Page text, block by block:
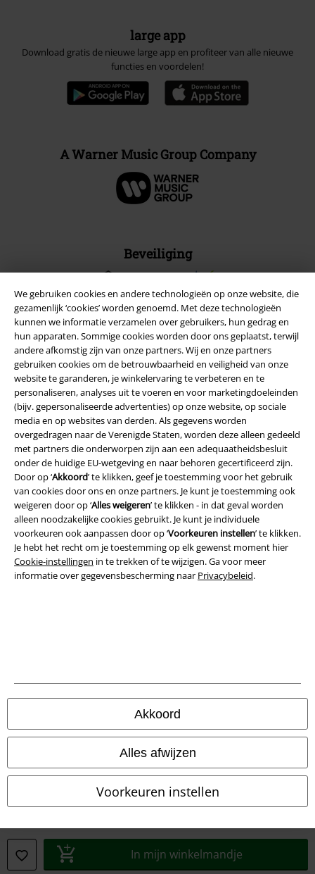
We gebruiken cookies en andere technologieën op onze website, die
gezamenlijk ‘cookies’ worden genoemd. Met deze technologieën
kunnen we informatie verzamelen over gebruikers, hun gedrag en
hun apparaten. Sommige cookies worden door ons geplaatst, terwijl
andere afkomstig zijn van onze partners. Wij en onze partners
gebruiken cookies om de betrouwbaarheid en veiligheid van onze
website te garanderen, je winkelervaring te verbeteren en te
personaliseren, analyses uit te voeren en voor marketingdoeleinden
(bijv. gepersonaliseerde advertenties) op onze website, op sociale
media en op websites van derden. Als gegevens worden
overgedragen naar de Verenigde Staten, worden deze alleen gedeeld
met partners die onderworpen zijn aan een adequaatheidsbesluit
onder de huidige EU-wetgeving en naar behoren gecertificeerd zijn.
Door op ‘Akkoord’ te klikken, geef je toestemming voor het gebruik
van cookies door ons en onze partners. Je kunt je toestemming ook
weigeren door op ‘Alles weigeren’ te klikken - in dat geval worden
alleen noodzakelijke cookies gebruikt. Je kunt je individuele
voorkeuren ook aanpassen door op ‘Voorkeuren instellen’ te klikken.
Je hebt het recht om je toestemming op elk gewenst moment hier
Cookie-instellingen in te trekken of te wijzigen. Ga voor meer
informatie over gegevensbescherming naar Privacybeleid.
Akkoord
Alles afwijzen
Voorkeuren instellen
In mijn winkelmandje
large app
Download gratis de nieuwe large app en profiteer van alle nieuwe
functies en voordelen!
A Warner Music Group Company
Beveiliging
Legal
Algemene Voorwaarden
Bedrijfsgegevens
Privacyverklaring
Verklaring van conformiteit
Onze online shops
EMP International
EMP France